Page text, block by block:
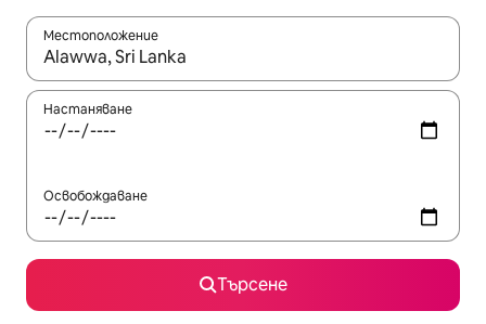
Местоположение
Когато резултатите се покажат, използвайте
Настаняване
Освобождаване
Търсене